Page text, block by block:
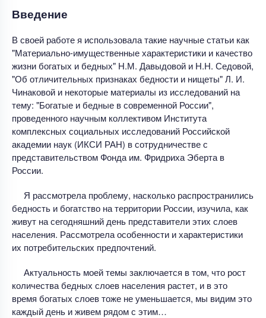
Введение
В своей работе я использовала такие научные статьи как
"Материально-имущественные характеристики и качество
жизни богатых и бедных" Н.М. Давыдовой и Н.Н. Седовой,
"Об отличительных признаках бедности и нищеты" Л. И.
Чинаковой и некоторые материалы из исследований на
тему: "Богатые и бедные в современной России",
проведенного научным коллективом Института
комплексных социальных исследований Российской
академии наук (ИКСИ РАН) в сотрудничестве с
представительством Фонда им. Фридриха Эберта в
России.
Я рассмотрела проблему, насколько распространились
бедность и богатство на территории России, изучила, как
живут на сегодняшний день представители этих слоев
населения. Рассмотрела особенности и характеристики
их потребительских предпочтений.
Актуальность моей темы заключается в том, что рост
количества бедных слоев населения растет, и в это
время богатых слоев тоже не уменьшается, мы видим это
каждый день и живем рядом с этим…